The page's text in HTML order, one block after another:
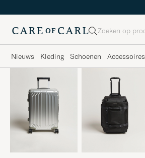
Zoeken
Nieuws Kleding Schoenen Accessoires